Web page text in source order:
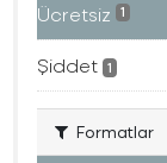
Ücretsiz 1
Şiddet 1
Formatlar